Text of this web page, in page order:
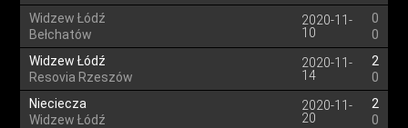
Widzew Łódź
Bełchatów
2020-11-
10
0
0
Widzew Łódź
Resovia Rzeszów
2020-11-
14
2
0
Nieciecza
Widzew Łódź
2020-11-
20
2
0